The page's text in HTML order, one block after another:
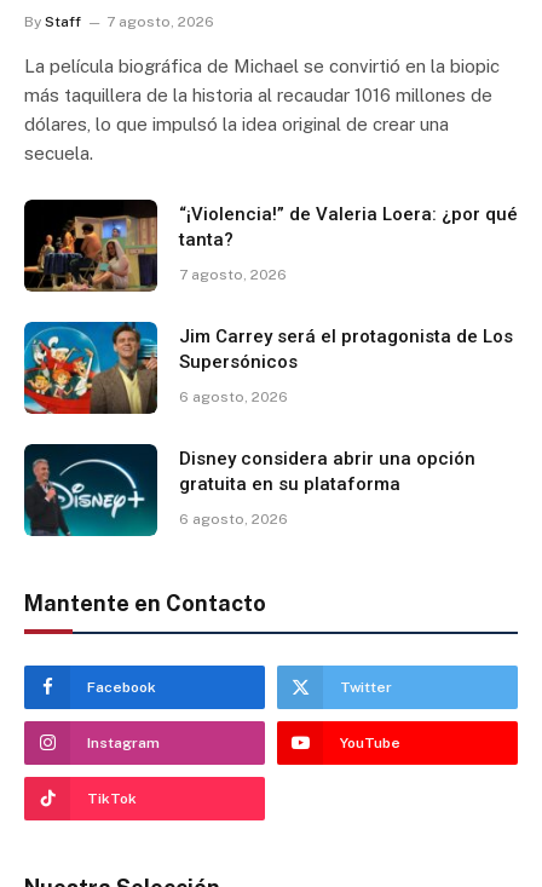
By Staff 7 agosto, 2026
La película biográfica de Michael se convirtió en la biopic
más taquillera de la historia al recaudar 1016 millones de
dólares, lo que impulsó la idea original de crear una
secuela.
“¡Violencia!” de Valeria Loera: ¿por qué
tanta?
7 agosto, 2026
Jim Carrey será el protagonista de Los
Supersónicos
6 agosto, 2026
Disney considera abrir una opción
gratuita en su plataforma
6 agosto, 2026
Mantente en Contacto
Facebook Twitter
Instagram YouTube
TikTok